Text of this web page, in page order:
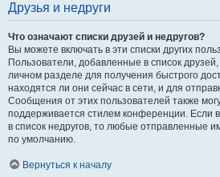
Друзья и недруги
Что означают списки друзей и недругов?
Вы можете включать в эти списки других
Пользователи, добавленные в список
личном разделе для получения быстрого
находятся ли они сейчас в сети, и для
Сообщения от этих пользователей также
поддерживается стилем конференции. Если
в список недругов, то любые отправленные
по умолчанию.
Вернуться к началу